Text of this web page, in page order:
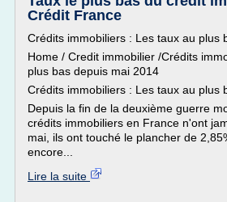
Crédit France
Crédits immobiliers : Les taux au plus
Home / Credit immobilier /Crédits
plus bas depuis mai 2014
Crédits immobiliers : Les taux au plus
Depuis la fin de la deuxième guerre
crédits immobiliers en France n'ont
mai, ils ont touché le plancher de
encore...
Lire la suite